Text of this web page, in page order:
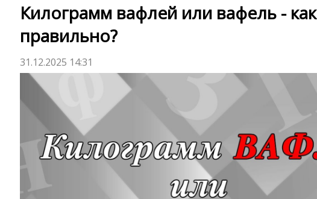
Килограмм вафлей или вафель - как
правильно?
31.12.2025 14:31